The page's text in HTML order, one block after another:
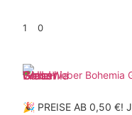
1 0
Weber Bohemia
🎉 PREISE AB 0,50 €!